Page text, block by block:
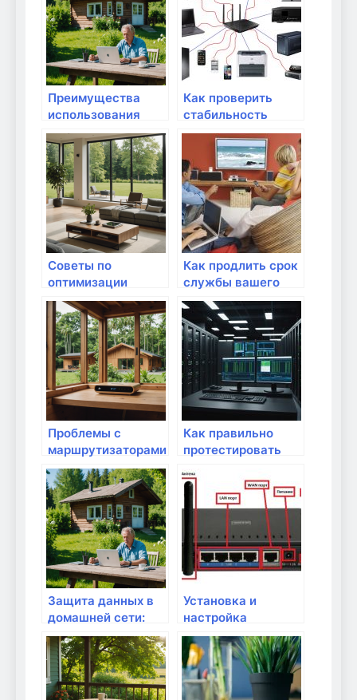
Преимущества
использования
VPN на домашнем
маршрутизаторе
Как проверить
стабильность
интернет-
соединения?
Советы по
оптимизации
маршрутизатора
для квартир
Как продлить срок
службы вашего
маршрутизатора?
Проблемы с
маршрутизаторами:
как предотвратить
сбои?
Как правильно
протестировать
перед покупкой?
Защита данных в
домашней сети:
ваш личный гайд
Установка и
настройка
маршрутизатора:
пошаговое
руководство